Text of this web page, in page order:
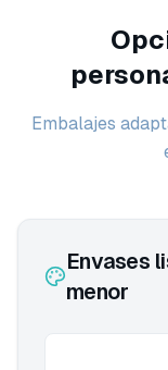
Embalajes
Envases
menor